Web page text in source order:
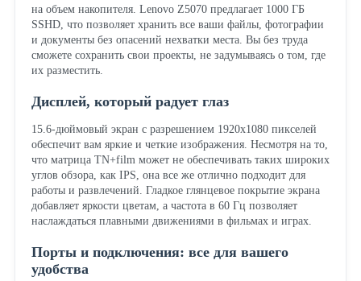
на объем накопителя. Lenovo Z5070 предлагает 1000 ГБ
SSHD, что позволяет хранить все ваши файлы, фотографии
и документы без опасений нехватки места. Вы без труда
сможете сохранить свои проекты, не задумываясь о том, где
их разместить.
Дисплей, который радует глаз
15.6-дюймовый экран с разрешением 1920x1080 пикселей
обеспечит вам яркие и четкие изображения. Несмотря на то,
что матрица TN+film может не обеспечивать таких широких
углов обзора, как IPS, она все же отлично подходит для
работы и развлечений. Гладкое глянцевое покрытие экрана
добавляет яркости цветам, а частота в 60 Гц позволяет
наслаждаться плавными движениями в фильмах и играх.
Порты и подключения: все для вашего
удобства